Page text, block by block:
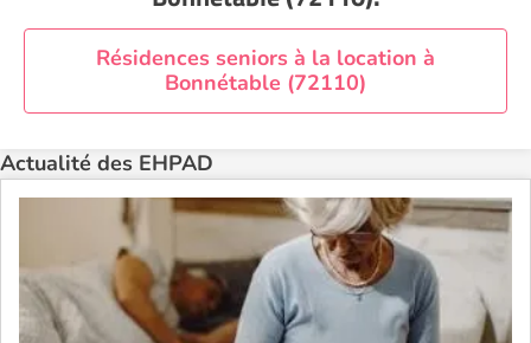
EHPAD Paris
EHPAD Royan
EHPAD Toulouse
EHPAD Tours
EHPAD Troyes
Recherche par ville
Résidences seniors à la location à
Bonnétable (72110)
Actualité des EHPAD